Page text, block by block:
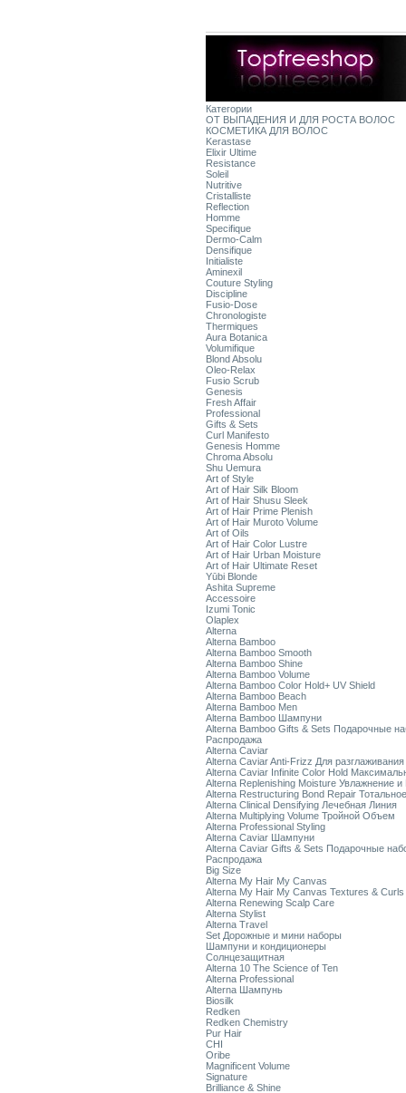
Категории
ОТ ВЫПАДЕНИЯ И ДЛЯ РОСТА ВОЛОС
КОСМЕТИКА ДЛЯ ВОЛОС
Kerastase
Elixir Ultime
Resistance
Soleil
Nutritive
Cristalliste
Reflection
Homme
Specifique
Dermo-Calm
Densifique
Initialiste
Aminexil
Couture Styling
Discipline
Fusio-Dose
Chronologiste
Thermiques
Aura Botanica
Volumifique
Blond Absolu
Oleo-Relax
Fusio Scrub
Genesis
Fresh Affair
Professional
Gifts & Sets
Curl Manifesto
Genesis Homme
Chroma Absolu
Shu Uemura
Art of Style
Art of Hair Silk Bloom
Art of Hair Shusu Sleek
Art of Hair Prime Plenish
Art of Hair Muroto Volume
Art of Oils
Art of Hair Color Lustre
Art of Hair Urban Moisture
Art of Hair Ultimate Reset
Yūbi Blonde
Ashita Supreme
Accessoire
Izumi Tonic
Olaplex
Alterna
Alterna Bamboo
Alterna Bamboo Smooth
Alterna Bamboo Shine
Alterna Bamboo Volume
Alterna Bamboo Color Hold+ UV Shield
Alterna Bamboo Beach
Alterna Bamboo Men
Alterna Bamboo Шампуни
Alterna Bamboo Gifts & Sets Подарочные
Распродажа
Alterna Caviar
Alterna Caviar Anti-Frizz Для
Alterna Caviar Infinite Color Hold
Alterna Replenishing Moisture Увлажнение и
Alterna Restructuring Bond Repair
Alterna Clinical Densifying Лечебная Линия
Alterna Multiplying Volume Тройной Объем
Alterna Professional Styling
Alterna Caviar Шампуни
Alterna Caviar Gifts & Sets Подарочные
Распродажа
Big Size
Alterna My Hair My Canvas
Alterna My Hair My Canvas Textures & Curls
Alterna Renewing Scalp Care
Alterna Stylist
Alterna Travel
Set Дорожные и мини наборы
Шампуни и кондиционеры
Солнцезащитная
Alterna 10 The Science of Ten
Alterna Professional
Alterna Шампунь
Biosilk
Redken
Redken Chemistry
Pur Hair
CHI
Oribe
Magnificent Volume
Signature
Brilliance & Shine